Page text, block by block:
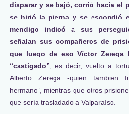
disparar y se bajó, corrió hacia el
se hirió la pierna y se escondió
mendigo indicó a sus
señalan sus compañeros de
que luego de eso Víctor Zerega
“castigado” , es decir, vuelto a
Alberto Zerega -quien también
hermano”, mientras que otros
que sería trasladado a Valparaíso.